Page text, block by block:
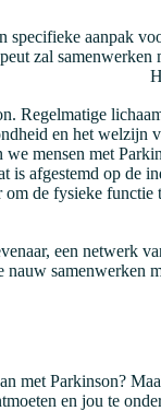
aanpak
zal
Regelmatige
en het welzijn
mensen met
afgestemd op
de fysieke
een netwerk
nauw samenwerken
met Parkinson?
en jou te